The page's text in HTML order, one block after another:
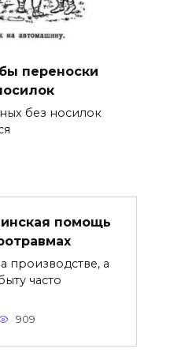
переноски
без носилок
помощь
производстве, а
часто
909